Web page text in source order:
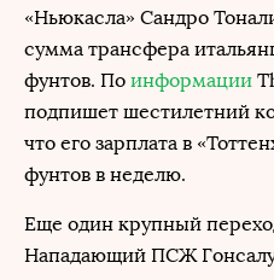
«Ньюкасла» Сандро
сумма трансфера
фунтов. По информации
подпишет шестилетний
что его зарплата в
фунтов в неделю.
Еще один крупный
Нападающий ПСЖ